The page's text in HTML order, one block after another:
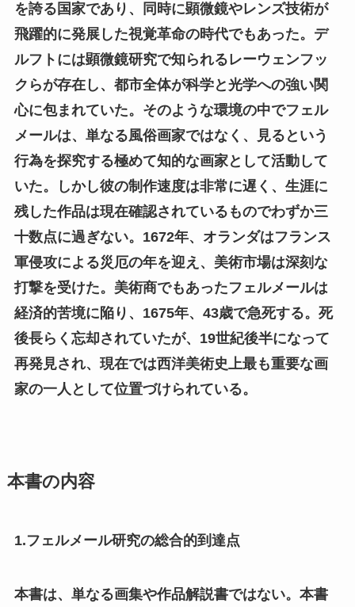
を誇る国家であり、同時に顕微鏡やレンズ技術が
飛躍的に発展した視覚革命の時代でもあった。デ
ルフトには顕微鏡研究で知られるレーウェンフッ
クらが存在し、都市全体が科学と光学への強い関
心に包まれていた。そのような環境の中でフェル
メールは、単なる風俗画家ではなく、見るという
行為を探究する極めて知的な画家として活動して
いた。しかし彼の制作速度は非常に遅く、生涯に
残した作品は現在確認されているものでわずか三
十数点に過ぎない。1672年、オランダはフランス
軍侵攻による災厄の年を迎え、美術市場は深刻な
打撃を受けた。美術商でもあったフェルメールは
経済的苦境に陥り、1675年、43歳で急死する。死
後長らく忘却されていたが、19世紀後半になって
再発見され、現在では西洋美術史上最も重要な画
家の一人として位置づけられている。
本書の内容
1.フェルメール研究の総合的到達点
本書は、単なる画集や作品解説書ではない。本書